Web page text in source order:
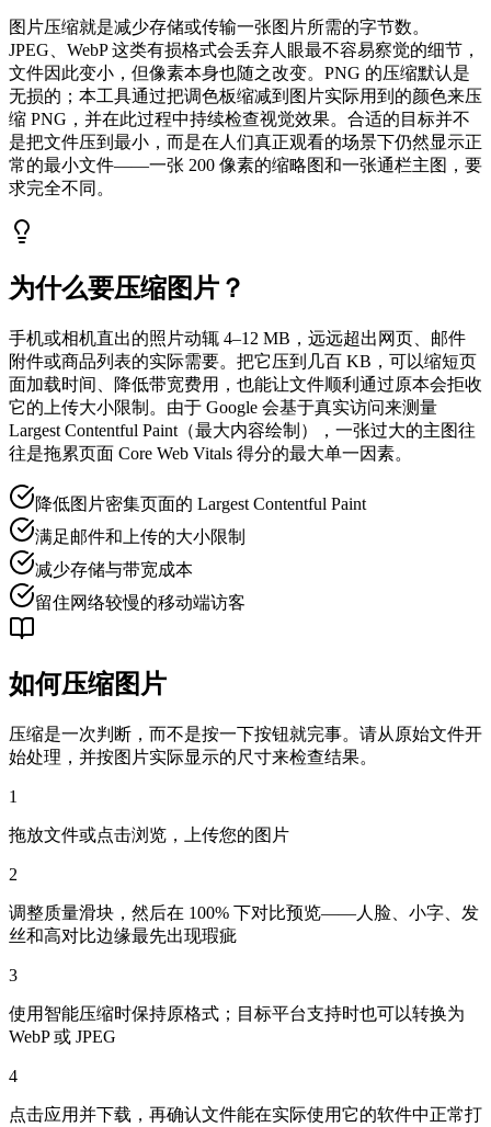
图片压缩就是减少存储或传输一张图片所需的字节数。
JPEG、WebP 这类有损格式会丢弃人眼最不容易察觉的细节，
文件因此变小，但像素本身也随之改变。PNG 的压缩默认是
无损的；本工具通过把调色板缩减到图片实际用到的颜色来压
缩 PNG，并在此过程中持续检查视觉效果。合适的目标并不
是把文件压到最小，而是在人们真正观看的场景下仍然显示正
常的最小文件——一张 200 像素的缩略图和一张通栏主图，要
求完全不同。
为什么要压缩图片？
手机或相机直出的照片动辄 4–12 MB，远远超出网页、邮件
附件或商品列表的实际需要。把它压到几百 KB，可以缩短页
面加载时间、降低带宽费用，也能让文件顺利通过原本会拒收
它的上传大小限制。由于 Google 会基于真实访问来测量
Largest Contentful Paint（最大内容绘制），一张过大的主图往
往是拖累页面 Core Web Vitals 得分的最大单一因素。
降低图片密集页面的 Largest Contentful Paint
满足邮件和上传的大小限制
减少存储与带宽成本
留住网络较慢的移动端访客
如何压缩图片
压缩是一次判断，而不是按一下按钮就完事。请从原始文件开
始处理，并按图片实际显示的尺寸来检查结果。
1
拖放文件或点击浏览，上传您的图片
2
调整质量滑块，然后在 100% 下对比预览——人脸、小字、发
丝和高对比边缘最先出现瑕疵
3
使用智能压缩时保持原格式；目标平台支持时也可以转换为
WebP 或 JPEG
4
点击应用并下载，再确认文件能在实际使用它的软件中正常打